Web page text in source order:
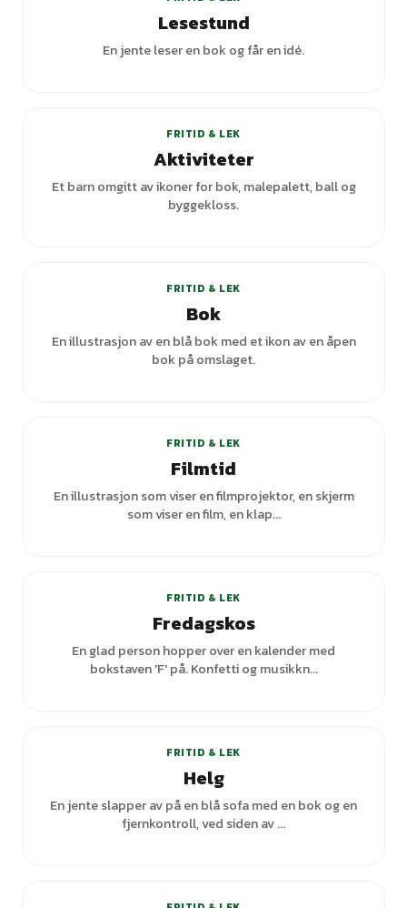
Lesestund
En jente leser en bok og får en idé.
FRITID & LEK
Aktiviteter
Et barn omgitt av ikoner for bok, malepalett, ball og
byggekloss.
FRITID & LEK
Bok
En illustrasjon av en blå bok med et ikon av en åpen
bok på omslaget.
FRITID & LEK
Filmtid
En illustrasjon som viser en filmprojektor, en skjerm
som viser en film, en klap...
FRITID & LEK
Fredagskos
En glad person hopper over en kalender med
bokstaven 'F' på. Konfetti og musikkn...
FRITID & LEK
Helg
En jente slapper av på en blå sofa med en bok og en
fjernkontroll, ved siden av ...